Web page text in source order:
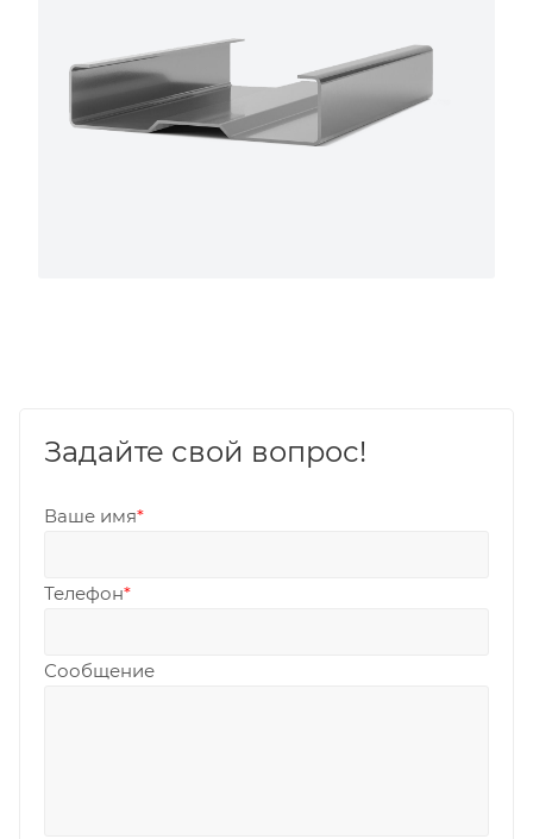
Задайте свой вопрос!
Ваше имя*
Телефон*
Сообщение